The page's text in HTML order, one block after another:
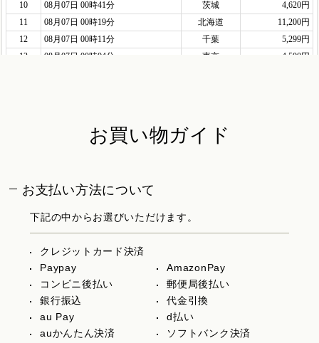
お買い物ガイド
お支払い方法について
下記の中からお選びいただけます。
クレジットカード決済
Paypay
AmazonPay
コンビニ後払い
郵便局後払い
銀行振込
代金引換
au Pay
d払い
auかんたん決済
ソフトバンク決済